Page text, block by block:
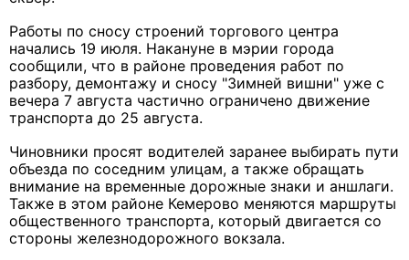
Работы по сносу строений торгового центра
начались 19 июля. Накануне в мэрии города
сообщили, что в районе проведения работ по
разбору, демонтажу и сносу "Зимней вишни" уже с
вечера 7 августа частично ограничено движение
транспорта до 25 августа.
Чиновники просят водителей заранее выбирать пути
объезда по соседним улицам, а также обращать
внимание на временные дорожные знаки и аншлаги.
Также в этом районе Кемерово меняются маршруты
общественного транспорта, который двигается со
стороны железнодорожного вокзала.